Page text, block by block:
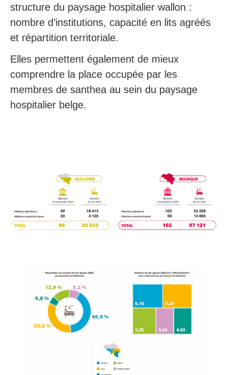
structure du paysage hospitalier wallon :
nombre d’institutions, capacité en lits agréés
et répartition territoriale.
Elles permettent également de mieux
comprendre la place occupée par les
membres de santhea au sein du paysage
hospitalier belge.